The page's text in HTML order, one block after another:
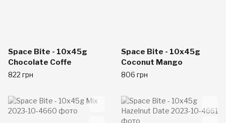
Space Bite - 10x45g
Chocolate Coffe
822 грн
Space Bite - 10x45g
Coconut Mango
806 грн